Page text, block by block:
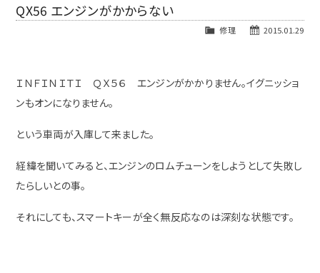
QX56 エンジンがかからない
2015.01.29
修理
ＩＮＦＩＮＩＴＩ ＱＸ５６ エンジンがかかりません。イグニッショ
ンもオンになりません。
という車両が入庫して来ました。
経緯を聞いてみると、エンジンのロムチューンをしようとして失敗し
たらしいとの事。
それにしても、スマートキーが全く無反応なのは深刻な状態です。